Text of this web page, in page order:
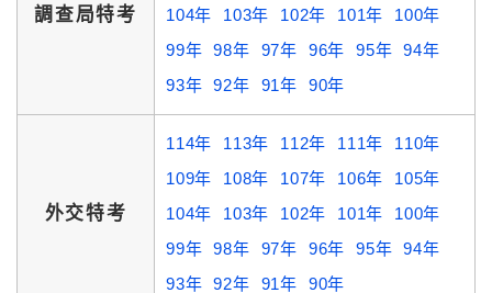
調查局特考
104年
103年 102年 101年
100年
99年
98年 97年 96年 95年
94年
93年
92年 91年 90年
外交特考
114年 113年 112年 111年
110年
109年
108年 107年 106年
105年
104年
103年 102年 101年
100年
99年
98年 97年 96年 95年
94年
93年
92年 91年 90年